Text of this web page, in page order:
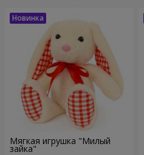
Мягкая игрушка "Милый
зайка"